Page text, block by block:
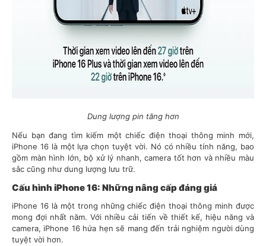
Dung lượng pin tăng hơn
Nếu bạn đang tìm kiếm một chiếc điện thoại thông minh mới,
iPhone 16 là một lựa chọn tuyệt vời. Nó có nhiều tính năng, bao
gồm màn hình lớn, bộ xử lý nhanh, camera tốt hơn và nhiều màu
sắc cũng như dung lượng lưu trữ.
Cấu hình iPhone 16: Những nâng cấp đáng giá
iPhone 16 là một trong những chiếc điện thoại thông minh được
mong đợi nhất năm. Với nhiều cải tiến về thiết kế, hiệu năng và
camera, iPhone 16 hứa hẹn sẽ mang đến trải nghiệm người dùng
tuyệt vời hơn.